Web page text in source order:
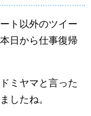
ト以外のツイー
日から仕事復帰
ミヤマと言った
したね。